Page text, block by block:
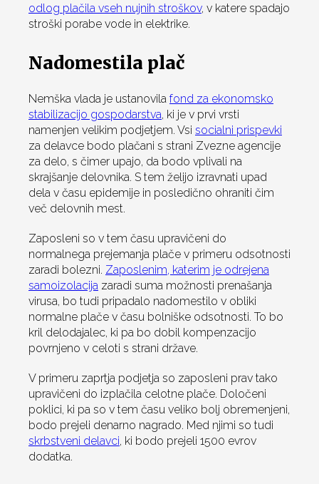
odlog plačila vseh nujnih stroškov, v katere spadajo
stroški porabe vode in elektrike.
Nadomestila plač
Nemška vlada je ustanovila fond za ekonomsko
stabilizacijo gospodarstva, ki je v prvi vrsti
namenjen velikim podjetjem. Vsi socialni prispevki
za delavce bodo plačani s strani Zvezne agencije
za delo, s čimer upajo, da bodo vplivali na
skrajšanje delovnika. S tem želijo izravnati upad
dela v času epidemije in posledično ohraniti čim
več delovnih mest.
Zaposleni so v tem času upravičeni do
normalnega prejemanja plače v primeru odsotnosti
zaradi bolezni. Zaposlenim, katerim je odrejena
samoizolacija zaradi suma možnosti prenašanja
virusa, bo tudi pripadalo nadomestilo v obliki
normalne plače v času bolniške odsotnosti. To bo
kril delodajalec, ki pa bo dobil kompenzacijo
povrnjeno v celoti s strani države.
V primeru zaprtja podjetja so zaposleni prav tako
upravičeni do izplačila celotne plače. Določeni
poklici, ki pa so v tem času veliko bolj obremenjeni,
bodo prejeli denarno nagrado. Med njimi so tudi
skrbstveni delavci, ki bodo prejeli 1500 evrov
dodatka.